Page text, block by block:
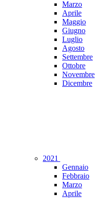
Marzo
Aprile
Maggio
Giugno
Luglio
Agosto
Settembre
Ottobre
Novembre
Dicembre
2021
Gennaio
Febbraio
Marzo
Aprile